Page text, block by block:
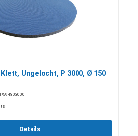
Ungelocht, P 3000, Ø 150
Details